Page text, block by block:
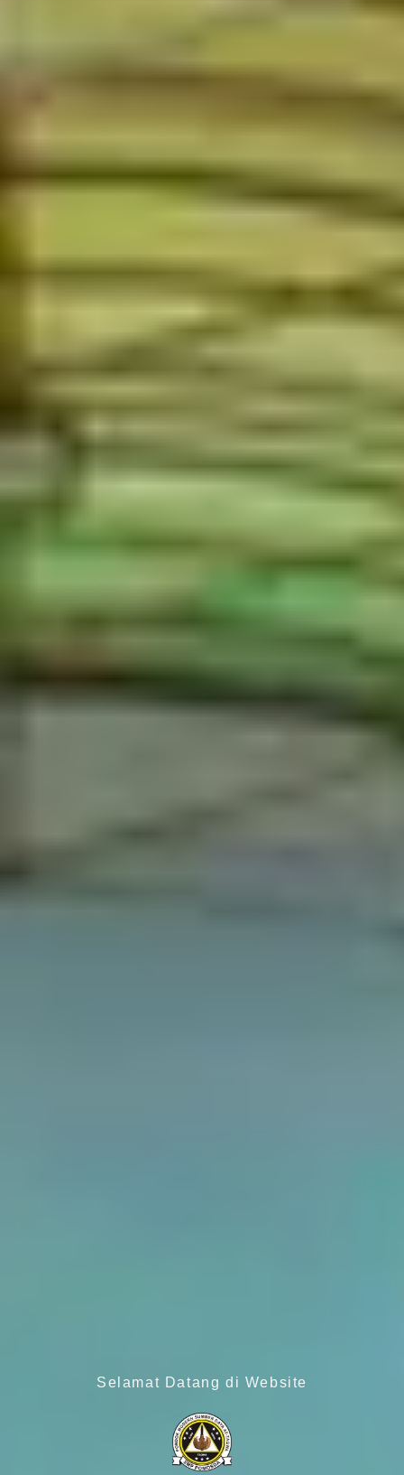
Selamat Datang di Website